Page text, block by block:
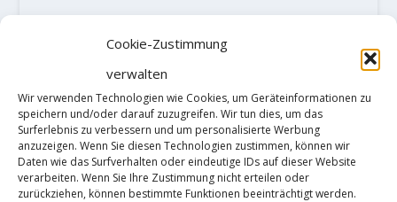
Cookie-Zustimmung
verwalten
Wir verwenden Technologien wie Cookies, um Geräteinformationen zu
speichern und/oder darauf zuzugreifen. Wir tun dies, um das
Surferlebnis zu verbessern und um personalisierte Werbung
anzuzeigen. Wenn Sie diesen Technologien zustimmen, können wir
Daten wie das Surfverhalten oder eindeutige IDs auf dieser Website
verarbeiten. Wenn Sie Ihre Zustimmung nicht erteilen oder
zurückziehen, können bestimmte Funktionen beeinträchtigt werden.
HINTERLASSE EINE ANTWORT
Deine E-Mail-Adresse wird nicht
veröffentlicht.Erforderliche Felder
sind mit*markiert